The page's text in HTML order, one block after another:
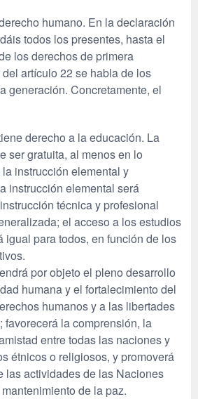
humano. En la declaración
todos los presentes, hasta el
los derechos de primera
artículo 22 se habla de los
generación. Concretamente, el
derecho a la educación. La
ser gratuita, al menos en lo
instrucción elemental y
instrucción elemental será
técnica y profesional
el acceso a los estudios
igual para todos, en función de los
por objeto el pleno desarrollo
humana y el fortalecimiento del
humanos y a las libertades
favorecerá la comprensión, la
entre todas las naciones y
étnicos o religiosos, y promoverá
las actividades de las Naciones
de la paz.